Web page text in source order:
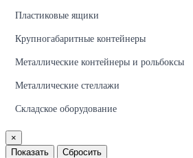
Пластиковые ящики
Крупногабаритные контейнеры
Металлические контейнеры и рольбоксы
Металлические стеллажи
Складское оборудование
×
Показать
Сбросить